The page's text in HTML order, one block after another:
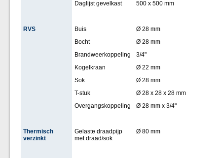
Daglijst gevelkast
500 x 500 mm
RVS Buis
Ø 28 mm
Bocht
Ø 28 mm
Brandweerkoppeling
3/4"
Kogelkraan
Ø 22 mm
Sok
Ø 28 mm
T-stuk
Ø 28 x 28 x 28 mm
Overgangskoppeling
Ø 28 mm x 3/4"
Thermisch
verzinkt
Gelaste draadpijp
met draad/sok
Ø 80 mm